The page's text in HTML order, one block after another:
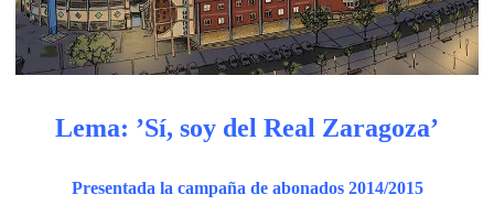
Lema: ’Sí, soy del Real Zaragoza’
Presentada la campaña de abonados 2014/2015